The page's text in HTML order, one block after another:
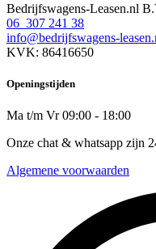
Bedrijfswagens-Leasen.nl
06 307 241 38
info@bedrijfswagens-
KVK: 86416650
Openingstijden
Ma t/m Vr 09:00 - 18:00
Onze chat & whatsapp zijn
Algemene voorwaarden